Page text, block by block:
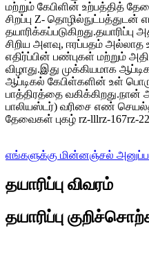
மற்றும் கேபிளின் உற்பத்தித்
சிறப்பு Z-
சிறிய அளவு, ஈரப்பதம் அல்லாத
எதிர்ப்பின் பண்புகள் மற்றும்
விழாது.இது முக்கியமாக
ஆப்டிகல் கேபிள்களின் உள்
பாத்திரத்தை வகிக்கிறது.நான்
பாலியஸ்டர்) வரிசை எண்
தேவைகள் புகழ் rz-lllrz-167rz-
எங்களுக்கு மின்னஞ்சல்
தயாரிப்பு விவரம்
தயாரிப்பு